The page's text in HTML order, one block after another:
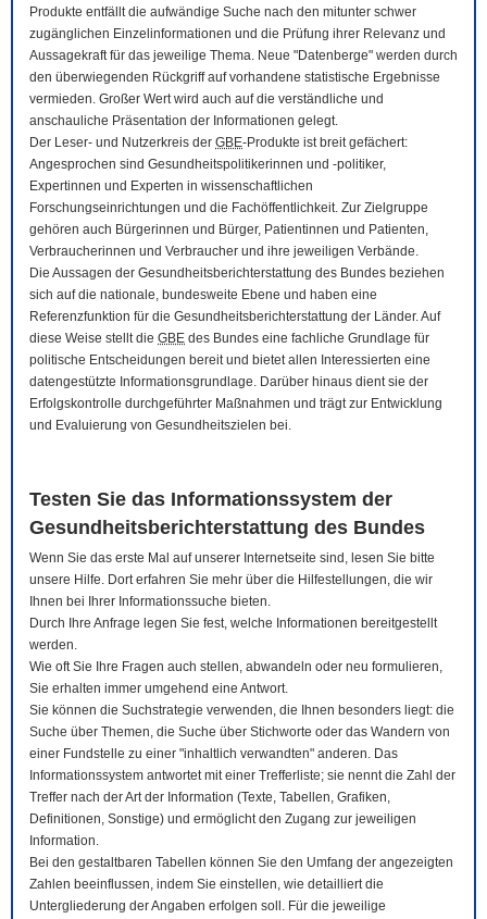
Produkte entfällt die aufwändige Suche nach den mitunter schwer
zugänglichen Einzelinformationen und die Prüfung ihrer Relevanz und
Aussagekraft für das jeweilige Thema. Neue "Datenberge" werden durch
den überwiegenden Rückgriff auf vorhandene statistische Ergebnisse
vermieden. Großer Wert wird auch auf die verständliche und
anschauliche Präsentation der Informationen gelegt.
Der Leser- und Nutzerkreis der GBE-Produkte ist breit gefächert:
Angesprochen sind Gesundheitspolitikerinnen und -politiker,
Expertinnen und Experten in wissenschaftlichen
Forschungseinrichtungen und die Fachöffentlichkeit. Zur Zielgruppe
gehören auch Bürgerinnen und Bürger, Patientinnen und Patienten,
Verbraucherinnen und Verbraucher und ihre jeweiligen Verbände.
Die Aussagen der Gesundheitsberichterstattung des Bundes beziehen
sich auf die nationale, bundesweite Ebene und haben eine
Referenzfunktion für die Gesundheitsberichterstattung der Länder. Auf
diese Weise stellt die GBE des Bundes eine fachliche Grundlage für
politische Entscheidungen bereit und bietet allen Interessierten eine
datengestützte Informationsgrundlage. Darüber hinaus dient sie der
Erfolgskontrolle durchgeführter Maßnahmen und trägt zur Entwicklung
und Evaluierung von Gesundheitszielen bei.
Testen Sie das Informationssystem der
Gesundheitsberichterstattung des Bundes
Wenn Sie das erste Mal auf unserer Internetseite sind, lesen Sie bitte
unsere Hilfe. Dort erfahren Sie mehr über die Hilfestellungen, die wir
Ihnen bei Ihrer Informationssuche bieten.
Durch Ihre Anfrage legen Sie fest, welche Informationen bereitgestellt
werden.
Wie oft Sie Ihre Fragen auch stellen, abwandeln oder neu formulieren,
Sie erhalten immer umgehend eine Antwort.
Sie können die Suchstrategie verwenden, die Ihnen besonders liegt: die
Suche über Themen, die Suche über Stichworte oder das Wandern von
einer Fundstelle zu einer "inhaltlich verwandten" anderen. Das
Informationssystem antwortet mit einer Trefferliste; sie nennt die Zahl der
Treffer nach der Art der Information (Texte, Tabellen, Grafiken,
Definitionen, Sonstige) und ermöglicht den Zugang zur jeweiligen
Information.
Bei den gestaltbaren Tabellen können Sie den Umfang der angezeigten
Zahlen beeinflussen, indem Sie einstellen, wie detailliert die
Untergliederung der Angaben erfolgen soll. Für die jeweilige